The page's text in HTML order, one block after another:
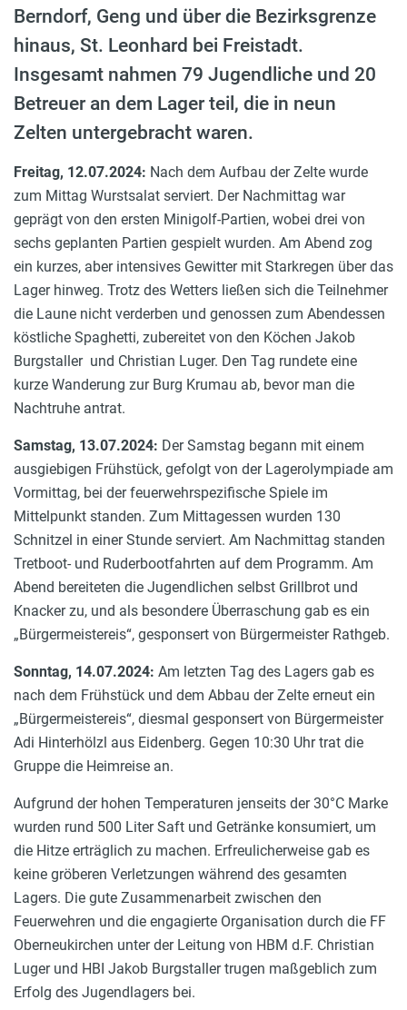
Berndorf, Geng und über die Bezirksgrenze
hinaus, St. Leonhard bei Freistadt.
Insgesamt nahmen 79 Jugendliche und 20
Betreuer an dem Lager teil, die in neun
Zelten untergebracht waren.
Freitag, 12.07.2024: Nach dem Aufbau der Zelte wurde
zum Mittag Wurstsalat serviert. Der Nachmittag war
geprägt von den ersten Minigolf-Partien, wobei drei von
sechs geplanten Partien gespielt wurden. Am Abend zog
ein kurzes, aber intensives Gewitter mit Starkregen über das
Lager hinweg. Trotz des Wetters ließen sich die Teilnehmer
die Laune nicht verderben und genossen zum Abendessen
köstliche Spaghetti, zubereitet von den Köchen Jakob
Burgstaller und Christian Luger. Den Tag rundete eine
kurze Wanderung zur Burg Krumau ab, bevor man die
Nachtruhe antrat.
Samstag, 13.07.2024: Der Samstag begann mit einem
ausgiebigen Frühstück, gefolgt von der Lagerolympiade am
Vormittag, bei der feuerwehrspezifische Spiele im
Mittelpunkt standen. Zum Mittagessen wurden 130
Schnitzel in einer Stunde serviert. Am Nachmittag standen
Tretboot- und Ruderbootfahrten auf dem Programm. Am
Abend bereiteten die Jugendlichen selbst Grillbrot und
Knacker zu, und als besondere Überraschung gab es ein
„Bürgermeistereis“, gesponsert von Bürgermeister Rathgeb.
Sonntag, 14.07.2024: Am letzten Tag des Lagers gab es
nach dem Frühstück und dem Abbau der Zelte erneut ein
„Bürgermeistereis“, diesmal gesponsert von Bürgermeister
Adi Hinterhölzl aus Eidenberg. Gegen 10:30 Uhr trat die
Gruppe die Heimreise an.
Aufgrund der hohen Temperaturen jenseits der 30°C Marke
wurden rund 500 Liter Saft und Getränke konsumiert, um
die Hitze erträglich zu machen. Erfreulicherweise gab es
keine gröberen Verletzungen während des gesamten
Lagers. Die gute Zusammenarbeit zwischen den
Feuerwehren und die engagierte Organisation durch die FF
Oberneukirchen unter der Leitung von HBM d.F. Christian
Luger und HBI Jakob Burgstaller trugen maßgeblich zum
Erfolg des Jugendlagers bei.